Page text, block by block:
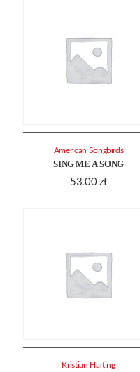
SING ME A SONG
53.00 zł
American Songbirds
Kristian Harting